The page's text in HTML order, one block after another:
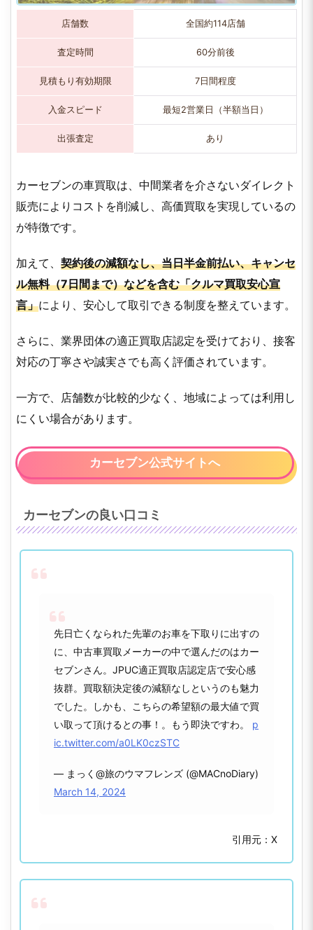
店舗数 全国約114店舗
査定時間 60分前後
見積もり有効期限 7日間程度
入金スピード 最短2営業日（半額当日）
出張査定 あり
カーセブンの車買取は、中間業者を介さないダイレクト
販売によりコストを削減し、高価買取を実現しているの
が特徴です。
加えて、 契約後の減額なし、当日半金前払い、キャンセ
ル無料（7日間まで）などを含む「クルマ買取安心宣
言」により、安心して取引できる制度を整えています。
さらに、業界団体の適正買取店認定を受けており、接客
対応の丁寧さや誠実さでも高く評価されています。
一方で、店舗数が比較的少なく、地域によっては利用し
にくい場合があります。
カーセブン公式サイトへ
カーセブンの良い口コミ
先日亡くなられた先輩のお車を下取りに出すの
に、中古車買取メーカーの中で選んだのはカー
セブンさん。JPUC適正買取店認定店で安心感
抜群。買取額決定後の減額なしというのも魅力
でした。しかも、こちらの希望額の最大値で買
い取って頂けるとの事！。もう即決ですわ。 p
ic.twitter.com/a0LK0czSTC
— まっく@旅のウマフレンズ (@MACnoDiary)
March 14, 2024
引用元：X